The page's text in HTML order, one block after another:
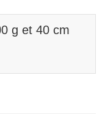
g et 40 cm